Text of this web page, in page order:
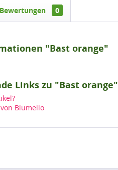
Bewertungen 0
"Bast orange"
Links zu "Bast orange"
Blumello